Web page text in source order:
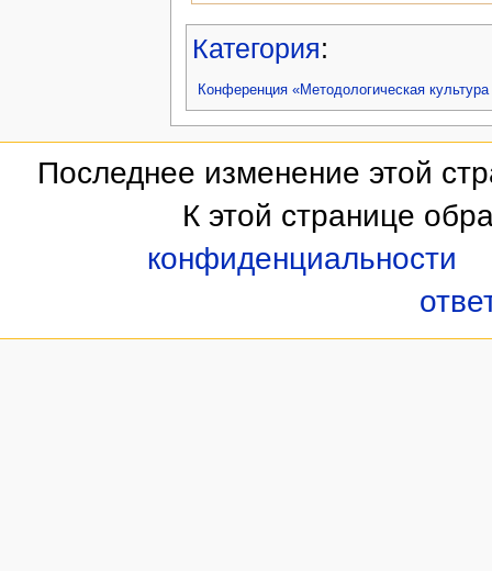
Категория:
Конференция «Методологическая
Последнее изменение этой
К этой странице
конфиденциальности